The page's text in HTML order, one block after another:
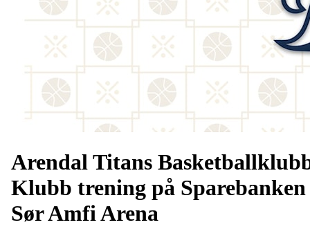
Arendal Titans
Klubb trening på Sparebanken
Sør Amfi Arena